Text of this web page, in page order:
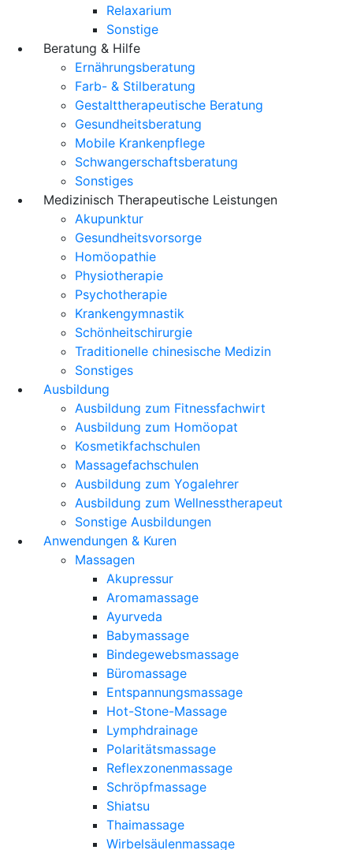
Relaxarium
Sonstige
Beratung & Hilfe
Ernährungsberatung
Farb- & Stilberatung
Gestalttherapeutische Beratung
Gesundheitsberatung
Mobile Krankenpflege
Schwangerschaftsberatung
Sonstiges
Medizinisch Therapeutische Leistungen
Akupunktur
Gesundheitsvorsorge
Homöopathie
Physiotherapie
Psychotherapie
Krankengymnastik
Schönheitschirurgie
Traditionelle chinesische Medizin
Sonstiges
Ausbildung
Ausbildung zum Fitnessfachwirt
Ausbildung zum Homöopat
Kosmetikfachschulen
Massagefachschulen
Ausbildung zum Yogalehrer
Ausbildung zum Wellnesstherapeut
Sonstige Ausbildungen
Anwendungen & Kuren
Massagen
Akupressur
Aromamassage
Ayurveda
Babymassage
Bindegewebsmassage
Büromassage
Entspannungsmassage
Hot-Stone-Massage
Lymphdrainage
Polaritätsmassage
Reflexzonenmassage
Schröpfmassage
Shiatsu
Thaimassage
Wirbelsäulenmassage